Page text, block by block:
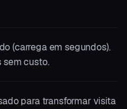
(carrega em segundos).
sem custo.
para transformar visita